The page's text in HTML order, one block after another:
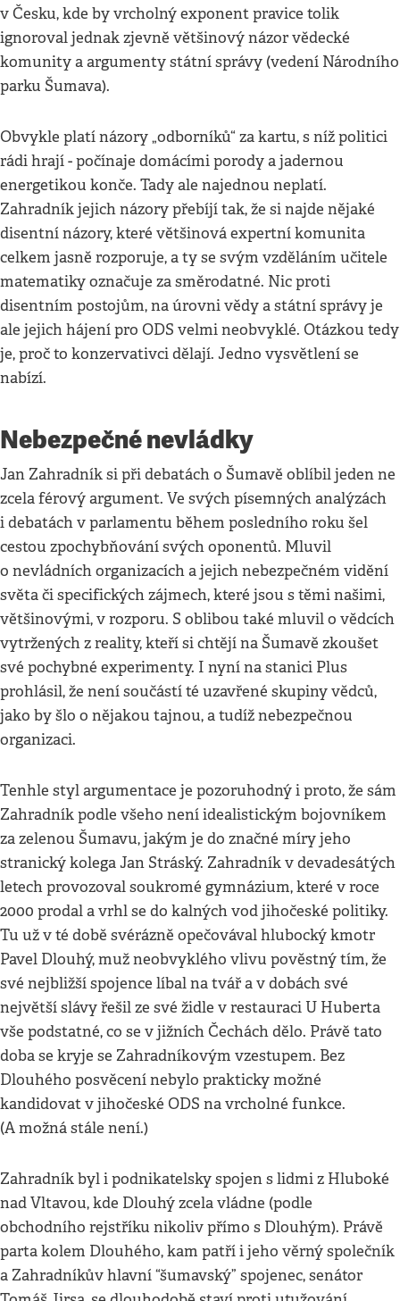
v Česku, kde by vrcholný exponent pravice tolik
ignoroval jednak zjevně většinový názor vědecké
komunity a argumenty státní správy (vedení Národního
parku Šumava).
Obvykle platí názory „odborníků“ za kartu, s níž politici
rádi hrají - počínaje domácími porody a jadernou
energetikou konče. Tady ale najednou neplatí.
Zahradník jejich názory přebíjí tak, že si najde nějaké
disentní názory, které většinová expertní komunita
celkem jasně rozporuje, a ty se svým vzděláním učitele
matematiky označuje za směrodatné. Nic proti
disentním postojům, na úrovni vědy a státní správy je
ale jejich hájení pro ODS velmi neobvyklé. Otázkou tedy
je, proč to konzervativci dělají. Jedno vysvětlení se
nabízí.
Nebezpečné nevládky
Jan Zahradník si při debatách o Šumavě oblíbil jeden ne
zcela férový argument. Ve svých písemných analýzách
i debatách v parlamentu během posledního roku šel
cestou zpochybňování svých oponentů. Mluvil
o nevládních organizacích a jejich nebezpečném vidění
světa či specifických zájmech, které jsou s těmi našimi,
většinovými, v rozporu. S oblibou také mluvil o vědcích
vytržených z reality, kteří si chtějí na Šumavě zkoušet
své pochybné experimenty. I nyní na stanici Plus
prohlásil, že není součástí té uzavřené skupiny vědců,
jako by šlo o nějakou tajnou, a tudíž nebezpečnou
organizaci.
Tenhle styl argumentace je pozoruhodný i proto, že sám
Zahradník podle všeho není idealistickým bojovníkem
za zelenou Šumavu, jakým je do značné míry jeho
stranický kolega Jan Stráský. Zahradník v devadesátých
letech provozoval soukromé gymnázium, které v roce
2000 prodal a vrhl se do kalných vod jihočeské politiky.
Tu už v té době svérázně opečovával hlubocký kmotr
Pavel Dlouhý, muž neobvyklého vlivu pověstný tím, že
své nejbližší spojence líbal na tvář a v dobách své
největší slávy řešil ze své židle v restauraci U Huberta
vše podstatné, co se v jižních Čechách dělo. Právě tato
doba se kryje se Zahradníkovým vzestupem. Bez
Dlouhého posvěcení nebylo prakticky možné
kandidovat v jihočeské ODS na vrcholné funkce.
(A možná stále není.)
Zahradník byl i podnikatelsky spojen s lidmi z Hluboké
nad Vltavou, kde Dlouhý zcela vládne (podle
obchodního rejstříku nikoliv přímo s Dlouhým). Právě
parta kolem Dlouhého, kam patří i jeho věrný společník
a Zahradníkův hlavní “šumavský” spojenec, senátor